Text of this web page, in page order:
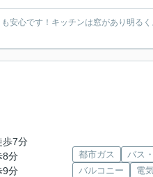
心です！キッチンは窓があり明る
歩7分
8分
9分
都市ガス バス
バルコニー
電